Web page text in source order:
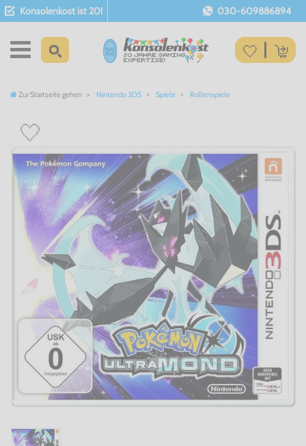
Konsolenkost ist 20! 030-609886894
Zur Startseite gehen Nintendo 3DS Spiele Rollenspiele